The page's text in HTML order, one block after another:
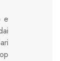
e